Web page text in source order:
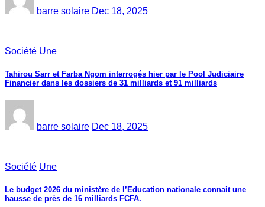
barre solaire Dec 18, 2025
Société Une
Tahirou Sarr et Farba Ngom interrogés hier par le Pool Judiciaire
Financier dans les dossiers de 31 milliards et 91 milliards
barre solaire Dec 18, 2025
Société Une
Le budget 2026 du ministère de l’Education nationale connait une
hausse de près de 16 milliards FCFA.